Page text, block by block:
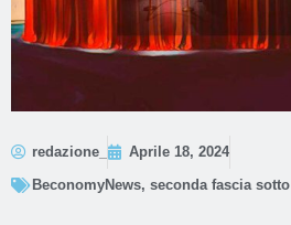
redazione_
Aprile 18, 2024
BeconomyNews, seconda fascia sotto